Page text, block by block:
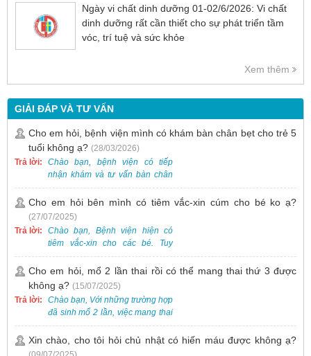
Ngày vi chất dinh dưỡng 01-02/6/2026: Vi chất
dinh dưỡng rất cần thiết cho sự phát triển tầm
vóc, trí tuệ và sức khỏe
Xem thêm
GIẢI ĐÁP VÀ TƯ VẤN
Cho em hỏi, bệnh viện mình có khám bàn chân bẹt cho trẻ 5
tuổi không ạ? (28/03/2026)
Trả lời:
Chào bạn, bệnh viện có tiếp
nhận khám và tư vấn bàn chân
bẹt cho trẻ em, bao gồm cả trẻ 5
tuổi. Bạn có thể đưa bé đến
Khoa Khám bệnh của bệnh viện
để được bác sĩ chuyên khoa
thăm khám. Ngoài ra, để thuận
tiện hơn, bạn có thể đặt lịch
0988 270 115. Nếu cần hỗ trợ
thêm, vui lòng liên hệ qua Zalo
hoặc Fanpage Bệnh viện Việt
Nam - Thụy Điển Uông Bí.
Cho em hỏi bên mình có tiêm vắc-xin cúm cho bé ko ạ?
(27/07/2025)
Trả lời:
Chào bạn, Bệnh viện hiện có
tiêm vắc-xin cho các bé. Tuy
nhiên, các loại vắc-xin thường về
theo từng đợt, không phải lúc
nào cũng có sẵn.
Cho em hỏi, mổ 2 lần thai rồi có thể mang thai thứ 3 được
không ạ? (15/07/2025)
Trả lời:
Chào bạn, Với những trường hợp
đã sinh mổ 2 lần, việc mang thai
lần 3 vẫn có thể thực hiện được.
Tại Bệnh viện, chúng tôi đã tiếp
nhận và hỗ trợ nhiều thai phụ có
Xin chào, cho tôi hỏi chủ nhật có hiến máu được không ạ?